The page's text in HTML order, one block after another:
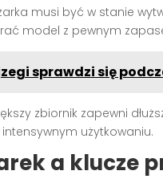
musi być w stanie
model z pewnym
sprawdzi się
zbiornik zapewni
użytkowaniu.
a klucze